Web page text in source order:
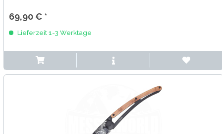
69,90 € *
Lieferzeit 1-3 Werktage